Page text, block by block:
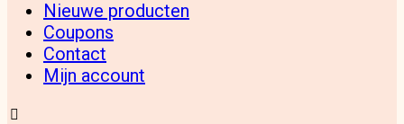
Nieuwe producten
Coupons
Contact
Mijn account